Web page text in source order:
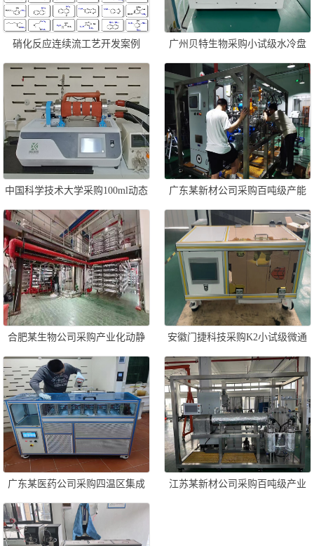
硝化反应连续流工艺开发案例 广州贝特生物采购小试级水冷盘
管式光催化反应器一套
中国科学技术大学采购100ml动态
管式反应器一套
广东某新材公司采购百吨级产能
动态管式反应器一套
合肥某生物公司采购产业化动静
态管式反应器成套设备
安徽门捷科技采购K2小试级微通
道反应器一套
广东某医药公司采购四温区集成
板式微通道反应器一套
江苏某新材公司采购百吨级产业